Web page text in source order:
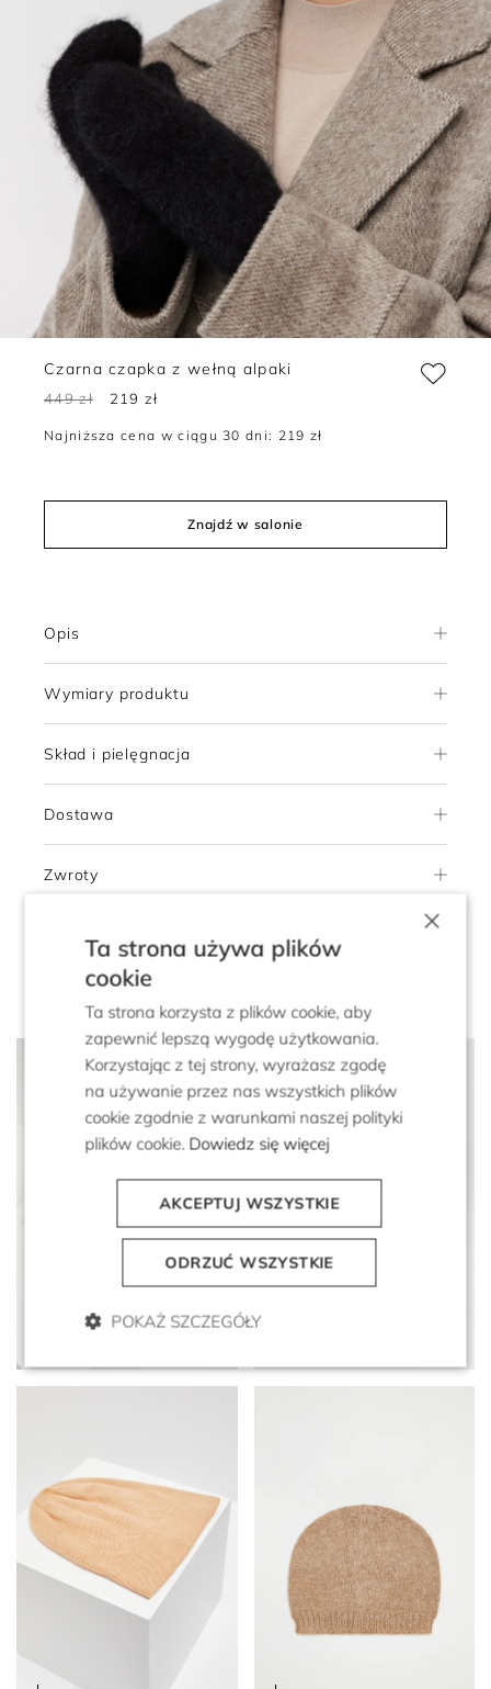
Czarna czapka z wełną alpaki
449 zł 219 zł
Najniższa cena w ciągu 30 dni: 219 zł
Znajdź w salonie
Opis
Wymiary produktu
Skład i pielęgnacja
Dostawa
Zwroty
5.0
uszy z kaszmirem
×
Ta strona używa plików
cookie
Ta strona korzysta z plików cookie, aby
zapewnić lepszą wygodę użytkowania.
Korzystając z tej strony, wyrażasz zgodę
na używanie przez nas wszystkich plików
cookie zgodnie z warunkami naszej polityki
plików cookie. Dowiedz się więcej
AKCEPTUJ WSZYSTKIE
ODRZUĆ WSZYSTKIE
POKAŻ SZCZEGÓŁY